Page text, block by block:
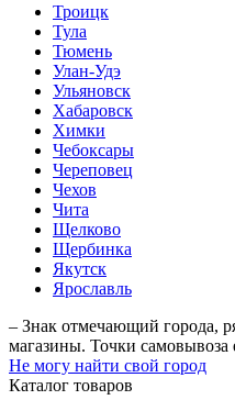
Троицк
Тула
Тюмень
Улан-Удэ
Ульяновск
Хабаровск
Химки
Чебоксары
Череповец
Чехов
Чита
Щелково
Щербинка
Якутск
Ярославль
– Знак отмечающий города,
магазины. Точки самовывоза
Не могу найти свой город
Каталог товаров